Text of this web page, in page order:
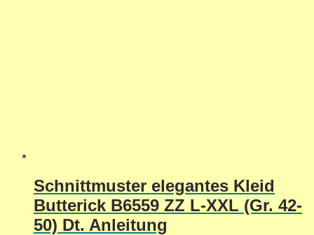
Schnittmuster elegantes Kleid
Butterick B6559 ZZ L-XXL (Gr. 42-
50) Dt. Anleitung